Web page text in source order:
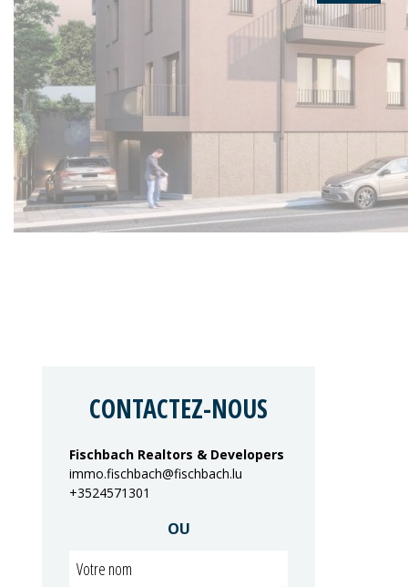
CONTACTEZ-NOUS
Fischbach Realtors & Developers
immo.fischbach@fischbach.lu
+3524571301
OU